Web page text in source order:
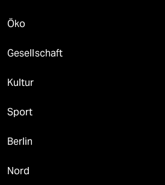
Öko
Gesellschaft
Kultur
Sport
Berlin
Nord